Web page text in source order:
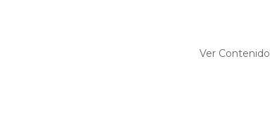
Ver Contenido